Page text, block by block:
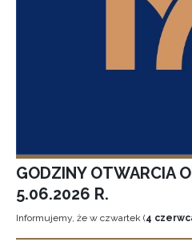
GODZINY OTWARCIA
5.06.2026 R.
Informujemy, że w czwartek (4